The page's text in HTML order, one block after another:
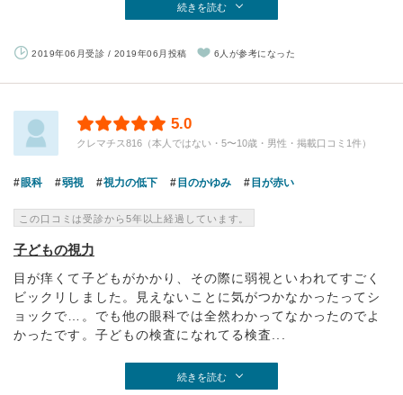
続きを読む
2019年06月受診 / 2019年06月投稿 6人が参考になった
5.0
クレマチス816（本人ではない・5〜10歳・男性・掲載口コミ1件）
眼科 弱視 視力の低下 目のかゆみ 目が赤い
この口コミは受診から5年以上経過しています。
子どもの視力
目が痒くて子どもがかかり、その際に弱視といわれてすごく
ビックリしました。見えないことに気がつかなかったってシ
ョックで…。でも他の眼科では全然わかってなかったのでよ
かったです。子どもの検査になれてる検査...
続きを読む